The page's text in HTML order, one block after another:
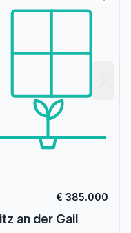
€ 385.000
an der Gail